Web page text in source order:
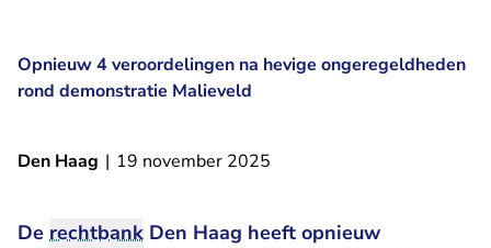
Opnieuw 4 veroordelingen na hevige ongeregeldheden
rond demonstratie Malieveld
Den Haag | 19 november 2025
De rechtbank Den Haag heeft opnieuw